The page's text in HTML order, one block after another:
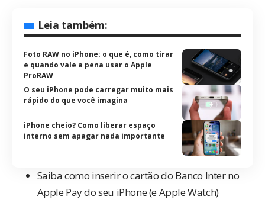
Leia também:
Foto RAW no iPhone: o que é, como tirar
e quando vale a pena usar o Apple
ProRAW
O seu iPhone pode carregar muito mais
rápido do que você imagina
iPhone cheio? Como liberar espaço
interno sem apagar nada importante
Saiba como inserir o cartão do Banco Inter no
Apple Pay do seu iPhone (e Apple Watch)